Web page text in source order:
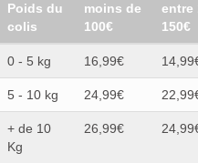
Poids du
colis
moins de
100€
entre
150€
0 - 5 kg 16,99€
5 - 10 kg 24,99€
+ de 10
Kg
26,99€